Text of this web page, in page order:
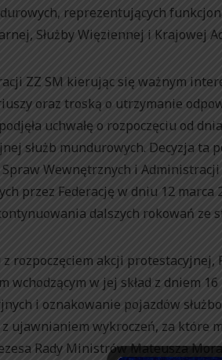
reprezentujących
Służby Więziennej i Krajowej
ZZ SM kierując się ważnym
oraz troską o utrzymanie
uchwałę o rozpoczęciu od
służb mundurowych. Decyzja ta
Wewnętrznych i
przez Federację w dniu 12 marca
dalszych rokowań ze
rozpoczęciem akcji protestacyjnej,
wchodzącym w jej skład z dniem
i oznakowanie pojazdów
ujawnianiem wykroczeń, za które
Rady Ministrów Mateusza